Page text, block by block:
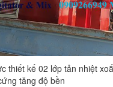
thiết kế 02 lớp tản nhiệt
tăng độ bền